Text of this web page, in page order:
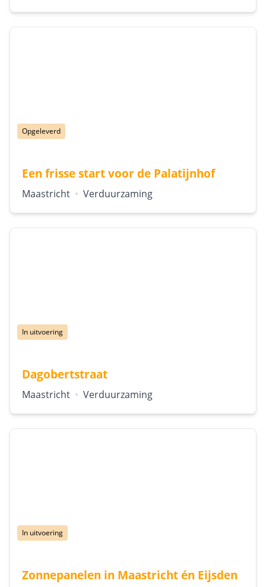
Status:
Opgeleverd
Een frisse start voor de Palatijnhof
Locatie:
Maastricht • Type:
Verduurzaming
Status:
In uitvoering
Dagobertstraat
Locatie:
Maastricht • Type:
Verduurzaming
Status:
In uitvoering
Zonnepanelen in Maastricht én Eijsden